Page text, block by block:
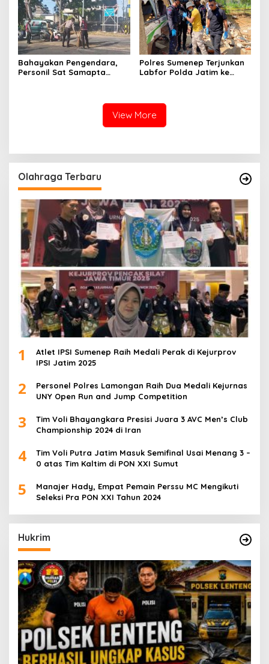
Bahayakan Pengendara,
Personil Sat Samapta
Polres Sumenep Terjunkan
Labfor Polda Jatim ke
View More
Olahraga Terbaru
1
Atlet IPSI Sumenep Raih Medali Perak di Kejurprov
IPSI Jatim 2025
2
Personel Polres Lamongan Raih Dua Medali Kejurnas
UNY Open Run and Jump Competition
3
Tim Voli Bhayangkara Presisi Juara 3 AVC Men’s Club
Championship 2024 di Iran
4
Tim Voli Putra Jatim Masuk Semifinal Usai Menang 3 –
0 atas Tim Kaltim di PON XXI Sumut
5
Manajer Hady, Empat Pemain Perssu MC Mengikuti
Seleksi Pra PON XXI Tahun 2024
Hukrim